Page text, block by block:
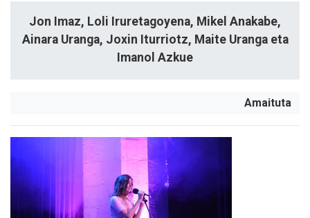
Jon Imaz, Loli Iruretagoyena, Mikel Anakabe,
Ainara Uranga, Joxin Iturriotz, Maite Uranga eta
Imanol Azkue
Amaituta